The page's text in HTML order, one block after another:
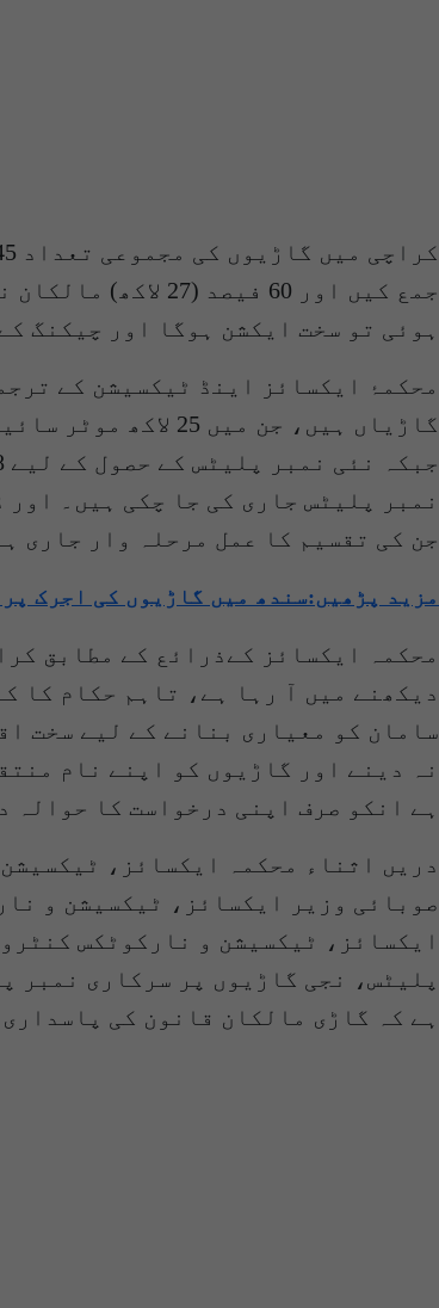
ہوئی تو سخت ایکشن ہوگا اور چیکنگ
نمبر پلیٹس جاری کی جا چکی ہیں۔
جن کی تقسیم کا عمل مرحلہ وار جاری
مزید پڑھیں:سندھ میں گاڑیوں کی اجرک
محکمہ ایکسائز کےذرائع کے مطابق
دیکھنے میں آ رہا ہے، تاہم حکام کا
سامان کو معیاری بنانے کے لیے سخت
نہ دینے اور گاڑیوں کو اپنے نام
ہے انکو صرف اپنی درخواست کا حوالہ
دریں اثناء محکمہ ایکسائز،
صوبائی وزیر ایکسائز، ٹیکسیشن و
پلیٹس، نجی گاڑیوں پر سرکاری نمبر
ہے کہ گاڑی مالکان قانون کی